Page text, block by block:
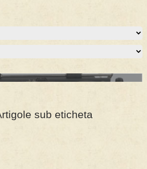
de porci în costume, cu gulere albe
(Nemira)
prima lucrare despre controversatele
sub eticheta